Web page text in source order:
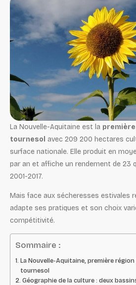
La Nouvelle-Aquitaine est la
tournesol avec 209 200 hectares
surface nationale. Elle produit en
par an et affiche un rendement de 23
2001-2017.
Mais face aux sécheresses estivales
adapte ses pratiques et son choix
compétitivité.
Sommaire :
La Nouvelle-Aquitaine, première
tournesol
Géographie de la culture : deux